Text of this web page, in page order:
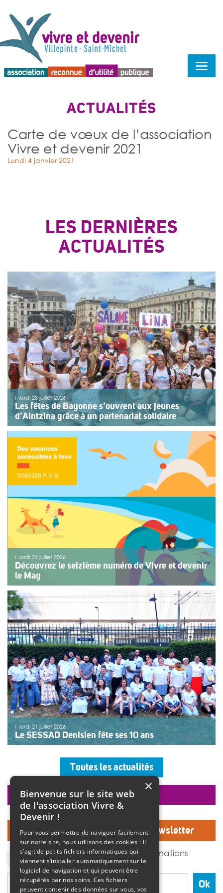
ACTUALITÉS
Carte de vœux de l’association
Vivre et devenir 2021
Lundi 4 janvier 2021
LES DERNIÈRES
ACTUALITÉS
Mardi 28 juillet 2026
Les fêtes de Bayonne s’ouvrent aux jeunes
d’Aintzina grâce à un partenariat solidaire
Une organisation collective au service de l’inclusion
Depuis sept ans, l’association ouvre le premier jour des
fêtes de Bayonne à une structure accompagnant des
enfants ou des adolescents en situation de handicap
ou de fragilité. Cette année, le choix […]
>>Lire la suite
Mardi 21 juillet 2026
Découvrez le seizième numéro de Vivre et devenir
le Mag
Le numéro du mois de juillet 2026 de Vivre et devenir, Le
Mag, vient de paraître. Le dossier central se concentre
sur les vacances pour tous. Vivre et devenir a lancé un
plan d’action afin de rendre les vacances accessibles
[…]
>>Lire la suite
Mardi 21 juillet 2026
Le SESSAD Denisien fête ses 10 ans
accueillaient les invités autour d’un buffet, dans une
ambiance musicale live assurée par un groupe de
musiciens. Christine Manadi, directrice du SESSAD
depuis sa création, est revenue sur l’histoire […]
>>Lire la suite
Toutes les actualités
Inscrivez-vous à notre Newsletter
J'accepte de recevoir des informations
de l'association Vivre et devenir.
Ok
faire un don
×
Bienvenue sur le site web
de l'association Vivre &
Devenir !
Pour vous permettre de naviguer facilement
sur notre site, nous utilisons des cookies : il
s’agit de petits fichiers informatiques qui
viennent s’installer automatiquement sur le
logiciel de navigation et qui peuvent être
récupérés par nos soins. Ces fichiers
peuvent contenir des données sur vous, vos